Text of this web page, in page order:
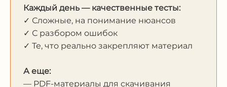
Каждый день — качественные тесты:
✓ Сложные, на понимание нюансов
✓ С разбором ошибок
✓ Те, что реально закрепляют материал
А еще:
— PDF-материалы для скачивания